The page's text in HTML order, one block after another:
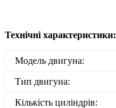
Технічні характеристики:
Модель двигуна:
Тип двигуна:
Кількість циліндрів: